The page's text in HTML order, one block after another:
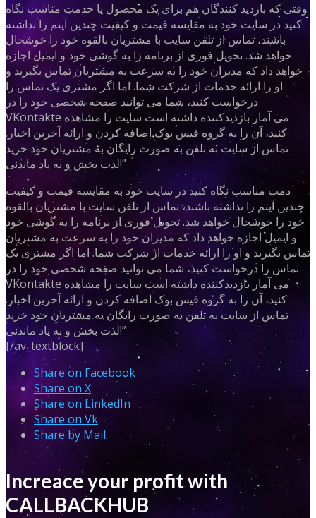
وقتی که بازدید کنندگان هم برای یک محصول یا خدمت مناسب نگاه
کنید در سایت خود به مقایسه قیمت و کیفیت چندین آیتم را نداشته
باشند، تماس از تلفن سایت با مشتریان بالقوه خود را خوشحال
خواهد شد. تحویل فوری از برنامه را به گوشی خود و ایمیل اجازه
خواهد داد که مدیران خود را به سرعت به مشتریان تماس بگیرید و
او را ارائه خدمات از شرکت شما. اما اگر مشتری یک تماس را
درخواست کنید، شما می توانید صفحه شخصی خود را در
VKontakte می آمار بازدیدکننده داشته است سایت را مشاهده
کنید، آن را به گروه فیس بوک اضافه کردن و ارائه آخرین اخبار.
تماس از سایت به تلفن به صورت رایگان به مشتریان خود خرید
لذت بخش و به یاد ماندنی!”
دمت مناسب نگاه کنید در سایت خود به مقایسه قیمت و کیفیت
چندین آیتم را نداشته باشند، تماس از تلفن سایت با مشتریان بالقوه
خود را خوشحال خواهد شد. تحویل فوری از برنامه را به گوشی خود
و ایمیل اجازه خواهد داد که مدیران خود را به سرعت به مشتریان
تماس بگیرید و او را ارائه خدمات از شرکت شما. اما اگر مشتری یک
تماس را درخواست کنید، شما می توانید صفحه شخصی خود را در
VKontakte می آمار بازدیدکننده داشته است سایت را مشاهده
کنید، آن را به گروه فیس بوک اضافه کردن و ارائه آخرین اخبار.
تماس از سایت به تلفن به صورت رایگان به مشتریان خود خرید
لذت بخش و به یاد ماندنی!”
[/av_textblock]
Share on Facebook
Share on X
Share on LinkedIn
Share on Vk
Share by Mail
Increace your profit with
CALLBACKHUB